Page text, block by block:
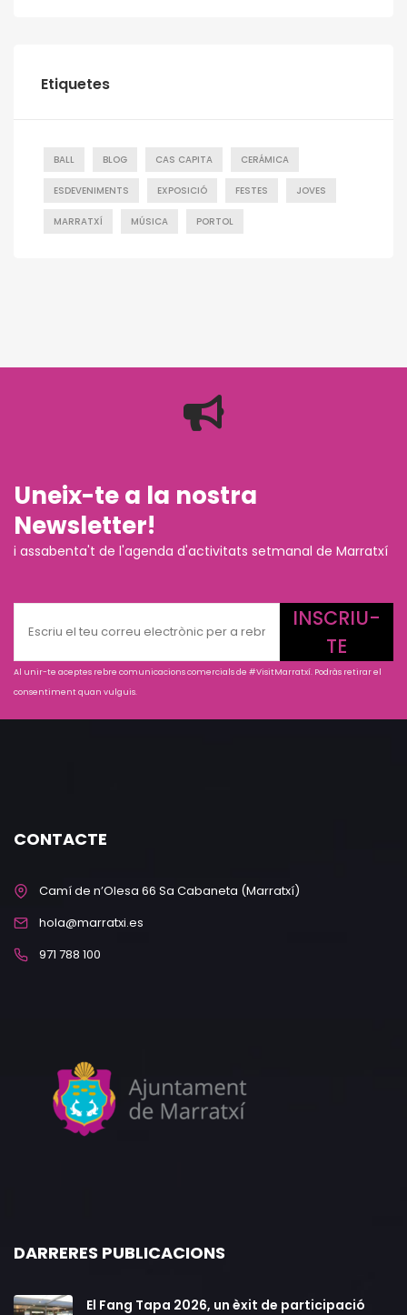
Etiquetes
BALL BLOG CAS CAPITA CERÁMICA
ESDEVENIMENTS EXPOSICIÓ FESTES JOVES
MARRATXÍ MÚSICA PORTOL
Uneix-te a la nostra
Newsletter!
i assabenta't de l'agenda d'activitats setmanal de Marratxí
INSCRIU-
TE
Al unir-te aceptes rebre comunicacions comercials de #VisitMarratxí. Podràs retirar el
consentiment quan vulguis.
CONTACTE
Camí de n’Olesa 66 Sa Cabaneta (Marratxí)
hola@marratxi.es
971 788 100
DARRERES PUBLICACIONS
El Fang Tapa 2026, un èxit de participació